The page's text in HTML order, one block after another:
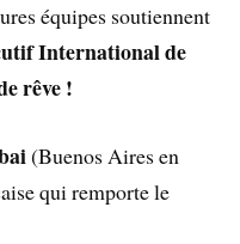
équipes soutiennent
International de
rêve !
(Buenos Aires en
qui remporte le